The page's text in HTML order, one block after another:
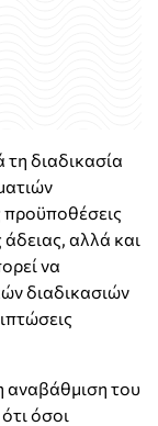
διαδικασία
αλλά και
να
διαδικασιών
αναβάθμιση του
όσοι